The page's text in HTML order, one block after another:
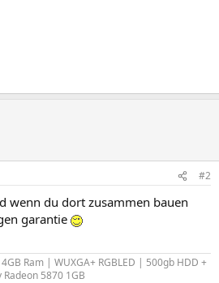
#2
wenn du dort zusammen bauen
garantie
Ram | WUXGA+ RGBLED | 500gb HDD +
5870 1GB